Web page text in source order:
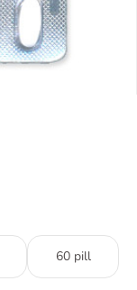
60 pill